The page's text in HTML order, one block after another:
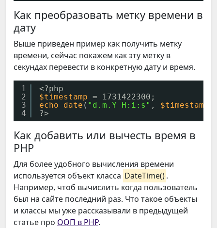
Как преобразовать метку времени в
дату
Выше приведен пример как получить метку
времени, сейчас покажем как эту метку в
секундах перевести в конкретную дату и время.
1
2
3
4
<?php
$timestamp = 1731422300;
echo
date ( "d.m.Y H:i:s" , $timestamp
?>
Как добавить или вычесть время в
PHP
Для более удобного вычисления времени
используется объект класса DateTime().
Например, чтоб вычислить когда пользователь
был на сайте последний раз. Что такое объекты
и классы мы уже рассказывали в предыдущей
статье про ООП в PHP.